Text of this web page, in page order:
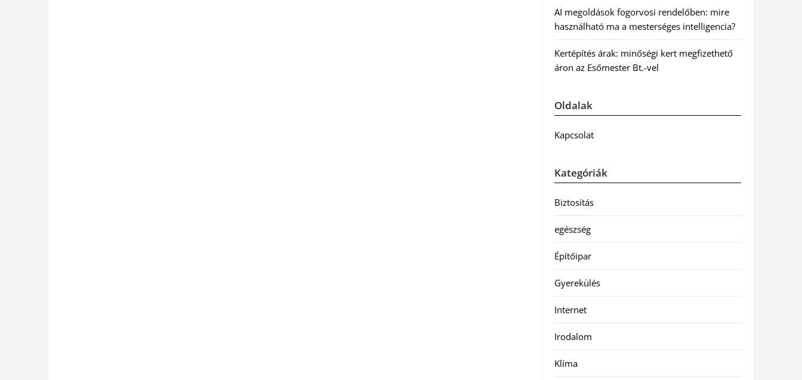
AI megoldások fogorvosi rendelőben: mire
használható ma a mesterséges intelligencia?
Kertépítés árak: minőségi kert megfizethető
áron az Esőmester Bt.-vel
Oldalak
Kapcsolat
Kategóriák
Biztosítás
egészség
Építőipar
Gyerekülés
Internet
Irodalom
Klíma